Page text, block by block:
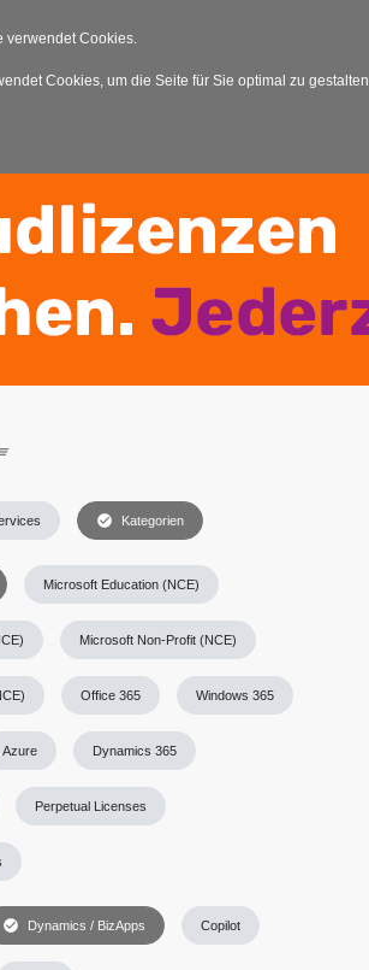
check_circle Kategorien
check_circle Dynamics / BizApps Copilot
Microsoft Education (NCE)
Microsoft Non-Profit (NCE)
Office 365 Windows 365
Azure Dynamics 365
Perpetual Licenses
verwendet Cookies.
Cookies, um die Seite für Sie optimal zu